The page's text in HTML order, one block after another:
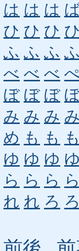
は は は
ひ ひ ひ
ふ ふ ふ
べ べ べ
ぼ ぼ ぼ
み み み
め も も
ゆ ゆ ゆ
ら ら ら
れ れ ろ